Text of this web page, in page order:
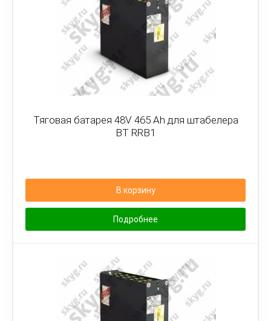
Тяговая батарея 48V 465 Ah для штабелера
BT RRB1
В корзину
Подробнее